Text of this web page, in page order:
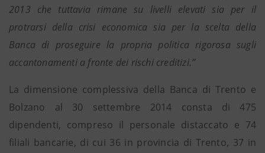
2013 che tuttavia rimane su livelli elevati sia per il
protrarsi della crisi economica sia per la scelta della
Banca di proseguire la propria politica rigorosa sugli
accantonamenti a fronte dei rischi creditizi.”
La dimensione complessiva della Banca di Trento e
Bolzano al 30 settembre 2014 consta di 475
dipendenti, compreso il personale distaccato e 74
filiali bancarie, di cui 36 in provincia di Trento, 37 in